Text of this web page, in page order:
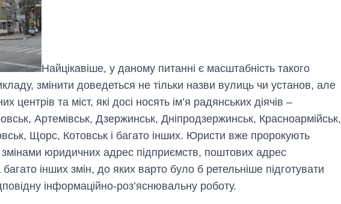
Найцікавіше, у даному питанні є масштабність такого
змінити доведеться не тільки назви вулиць чи установ, але
центрів та міст, які досі носять ім’я радянських діячів –
Артемівськ, Дзержинськ, Дніпродзержинськ, Красноармійськ,
Щорс, Котовськ і багато інших. Юристи вже пророкують
юридичних адрес підприємств, поштових адрес
багато інших змін, до яких варто було б ретельніше підготувати
інформаційно-роз’яснювальну роботу.